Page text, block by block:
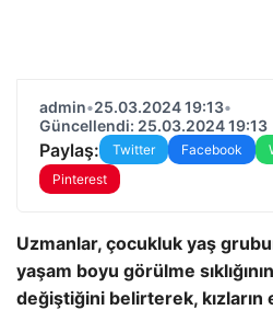
admin•25.03.2024 19:13•
Güncellendi: 25.03.2024 19:13
Paylaş: Twitter Facebook
Pinterest
Uzmanlar, çocukluk yaş
yaşam boyu görülme
değiştiğini belirterek,